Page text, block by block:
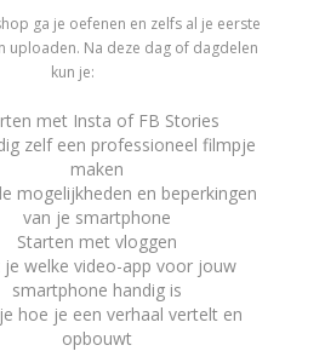
ga je oefenen en zelfs al je eerste
uploaden. Na deze dag of dagdelen
kun je:
met Insta of FB Stories
zelf een professioneel filmpje
maken
mogelijkheden en beperkingen
van je smartphone
Starten met vloggen
je welke video-app voor jouw
smartphone handig is
hoe je een verhaal vertelt en
opbouwt